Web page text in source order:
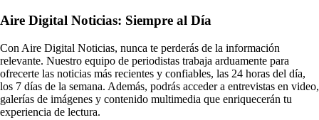
Aire Digital Noticias: Siempre al Día
Con Aire Digital Noticias, nunca te perderás de la información
relevante. Nuestro equipo de periodistas trabaja arduamente para
ofrecerte las noticias más recientes y confiables, las 24 horas del día,
los 7 días de la semana. Además, podrás acceder a entrevistas en video,
galerías de imágenes y contenido multimedia que enriquecerán tu
experiencia de lectura.